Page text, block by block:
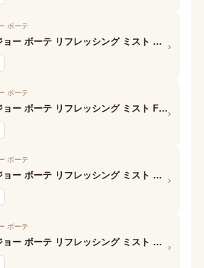
ボーテ
ポール ＆ ジョー ボーテ リフレッシング ミスト SPICE LATTE ›
ボーテ
ポール ＆ ジョー ボーテ リフレッシング ミスト FLORET BOUQUET›
ボーテ
ポール ＆ ジョー ボーテ リフレッシング ミスト BITTER ORANGE ›
ボーテ
ポール ＆ ジョー ボーテ リフレッシング ミスト APPLE CARAMELIZED ›